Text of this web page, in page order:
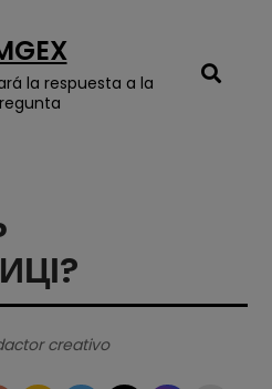
la respuesta a la
creativo